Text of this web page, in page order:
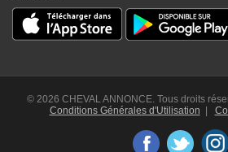
© 2026 CHEVAL ANNONCE. Tous droits
Conditions Générales d'Utilisation |